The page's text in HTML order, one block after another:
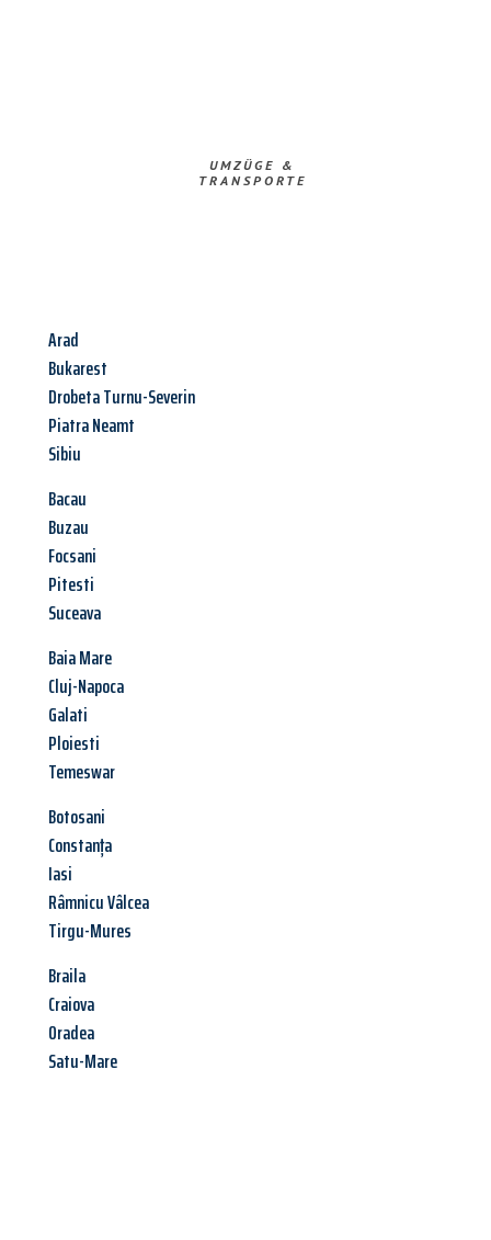
UMZÜGE &
TRANSPORTE
Arad
Bukarest
Drobeta Turnu-Severin
Piatra Neamt
Sibiu
Bacau
Buzau
Focsani
Pitesti
Suceava
Baia Mare
Cluj-Napoca
Galati
Ploiesti
Temeswar
Botosani
Constanța
Iasi
Râmnicu Vâlcea
Tirgu-Mures
Braila
Craiova
Oradea
Satu-Mare